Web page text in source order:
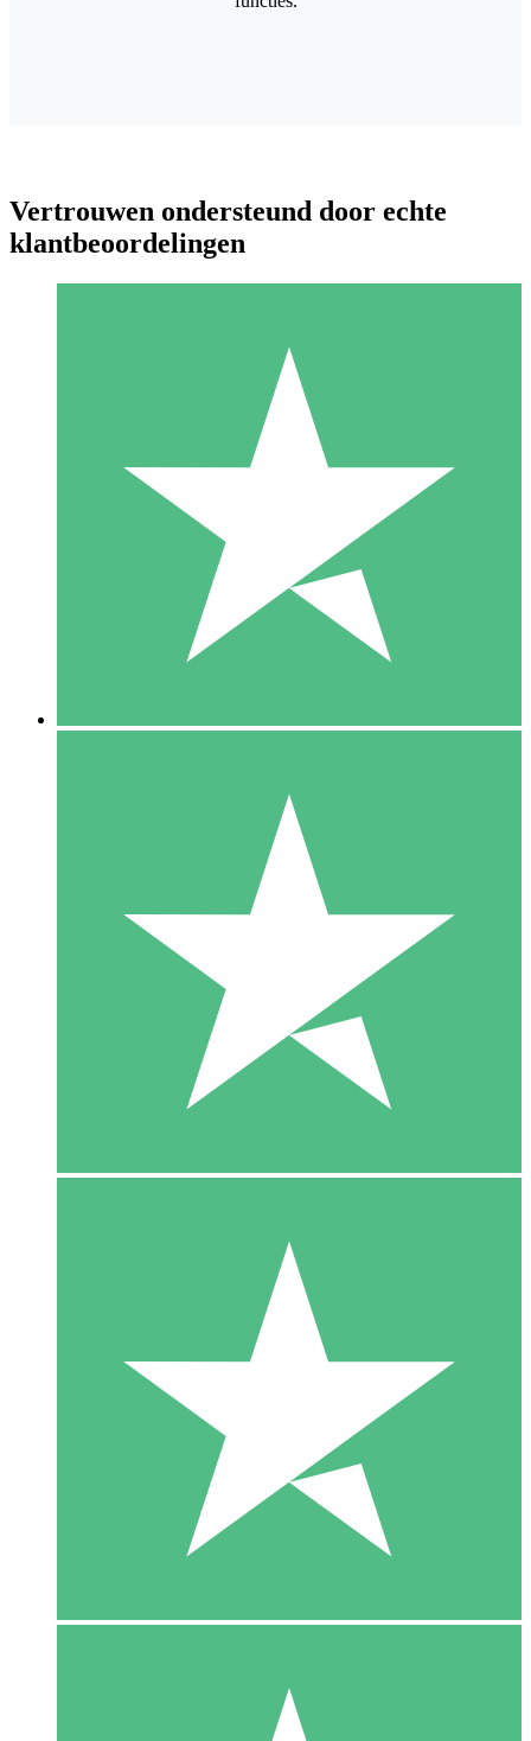
Individuele Creditpakketten
Betaal per gebruik met downloadtegoeden. Geen maandelijkse
1000
10 Downloaden
20 00
Vertrouwen ondersteund door echte
klantbeoordelingen